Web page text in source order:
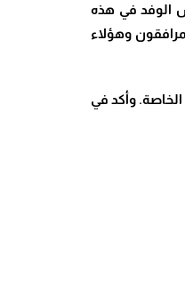
الوفد في هذه
وهؤلاء
وأكد في